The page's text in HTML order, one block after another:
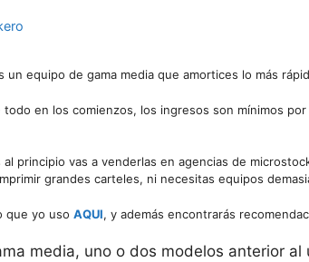
un equipo de gama media que amortices lo más
en los comienzos, los ingresos son mínimos
principio vas a venderlas en agencias de
grandes carteles, ni necesitas equipos
que yo uso AQUI, y además encontrarás
media, uno o dos modelos anterior